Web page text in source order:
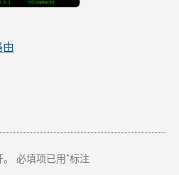
必填项已用*标注